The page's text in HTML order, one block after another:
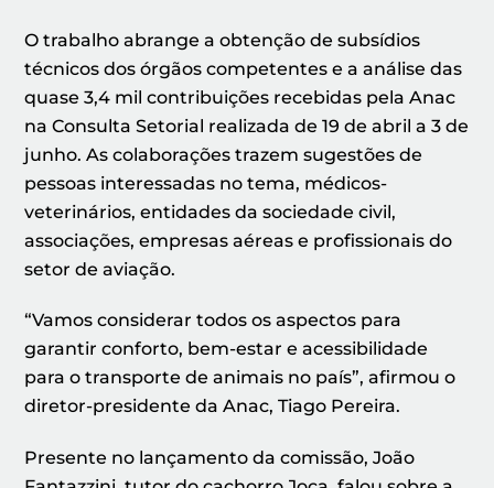
O trabalho abrange a obtenção de subsídios
técnicos dos órgãos competentes e a análise das
quase 3,4 mil contribuições recebidas pela Anac
na Consulta Setorial realizada de 19 de abril a 3 de
junho. As colaborações trazem sugestões de
pessoas interessadas no tema, médicos-
veterinários, entidades da sociedade civil,
associações, empresas aéreas e profissionais do
setor de aviação.
“Vamos considerar todos os aspectos para
garantir conforto, bem-estar e acessibilidade
para o transporte de animais no país”, afirmou o
diretor-presidente da Anac, Tiago Pereira.
Presente no lançamento da comissão, João